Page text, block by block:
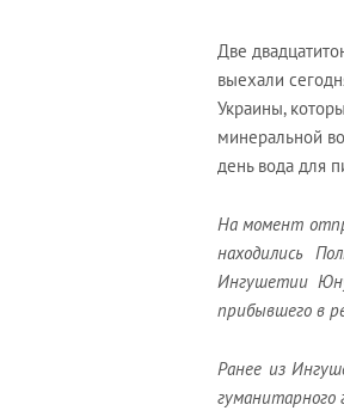
Две
выехали
Украины,
минеральной
день вода для
На момент
находились
Ингушетии
прибывшего в
Ранее из
гуманитарного